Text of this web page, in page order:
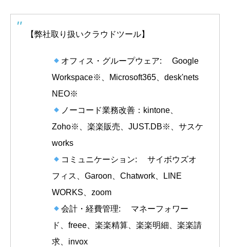
【弊社取り扱いクラウドツール】
オフィス・グループウェア: Google
Workspace※、Microsoft365、desk'nets
NEO※
ノーコード業務改善：kintone、
Zoho※、楽楽販売、JUST.DB※、サスケ
works
コミュニケーション: サイボウズオ
フィス、Garoon、Chatwork、LINE
WORKS、zoom
会計・経費管理: マネーフォワー
ド、freee、楽楽精算、楽楽明細、楽楽請
求、invox